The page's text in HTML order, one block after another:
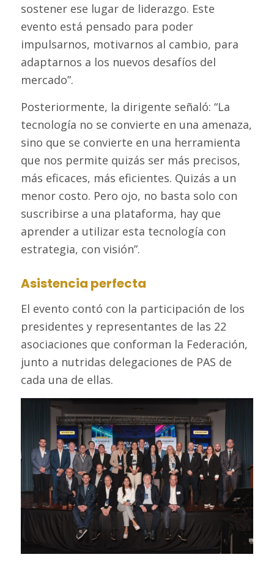
sostener ese lugar de liderazgo. Este
evento está pensado para poder
impulsarnos, motivarnos al cambio, para
adaptarnos a los nuevos desafíos del
mercado”.
Posteriormente, la dirigente señaló: “La
tecnología no se convierte en una amenaza,
sino que se convierte en una herramienta
que nos permite quizás ser más precisos,
más eficaces, más eficientes. Quizás a un
menor costo. Pero ojo, no basta solo con
suscribirse a una plataforma, hay que
aprender a utilizar esta tecnología con
estrategia, con visión”.
Asistencia perfecta
El evento contó con la participación de los
presidentes y representantes de las 22
asociaciones que conforman la Federación,
junto a nutridas delegaciones de PAS de
cada una de ellas.